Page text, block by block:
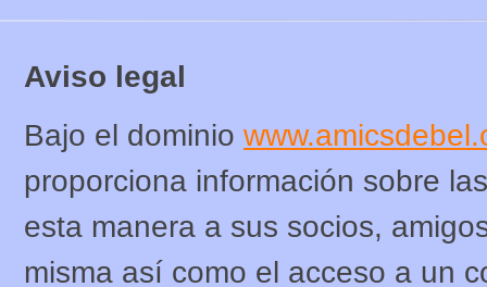
Aviso legal
Bajo el dominio
proporciona información sobre
esta manera a sus socios,
misma así como el acceso a un